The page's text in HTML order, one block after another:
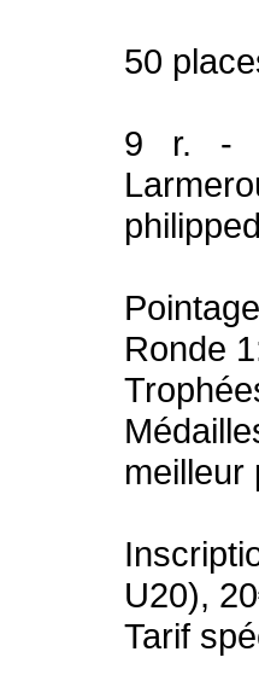
50
9 r. -
Ronde
meilleur
U20),
Tarif